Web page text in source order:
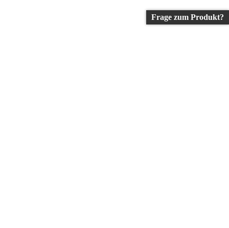
Frage zum Produkt?